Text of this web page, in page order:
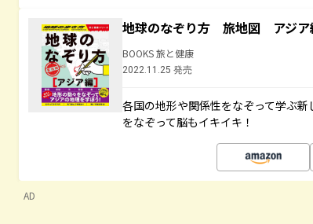
地球のなぞり方 旅地図 アジア
BOOKS 旅と健康
2022.11.25 発売
各国の地形や関係性をなぞって学ぶ
をなぞって脳もイキイキ！
AD